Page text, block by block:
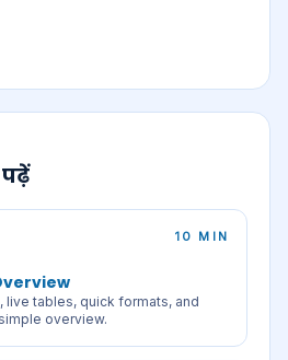
10 MIN
live tables, quick formats, and
overview.